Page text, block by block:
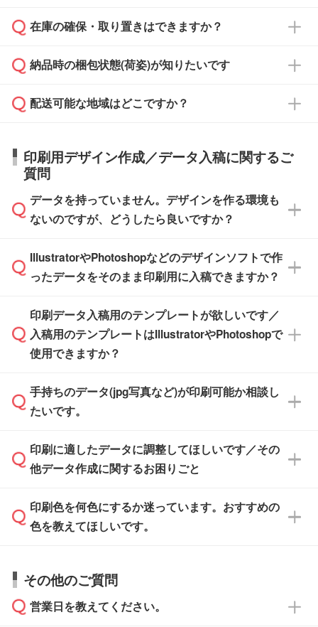
校や幼稚園・保育園であれば、同様の条件でご
ご希望の際は担当スタッフまでお気軽にご相談
ください。
たは注文フォームの『ご注文に関する備考欄』
ご入金確認後、1～2営業日で出荷いたしま
タッフまでお問い合わせください。
ル」に注文予定日をご入力いただくと、おおよ
その締切日や出荷目安をご確認いただけます。
品が決まりましたらお早めのご発注をお願いい
たします。
※土日祝日を除く営業日換算です。
※沖縄・離島は追加日数がかかります。
ご希望の納期がある場合は、お問い合わせ・お
い。
応が可能かご案内いたします。
す。>>対象商品はこちら
※最短出荷日は商品によって異なります。各商
品ページにてご確認ください
在庫の確保・取り置きはできますか？
ご入金確認後に在庫を確保し、注文確定のご連
はできかねますので予めご了承ください。
納品時の梱包状態(荷姿)が知りたいです
商品によって異なります。各ページにある商品
す。(白箱、化粧箱、ブリスターパックなど)
【袋入り】 商品がひとつずつ袋に入っていま
す。(透明袋、デザイン袋など)
【個包装なし】 個包装がされていない状態で
※化粧箱から白箱への入れ替えや、オリジナル
箱の作成は原則承っておりません。
配送可能な地域はどこですか？
日本全国へお届けが可能です。なお、海外への
直接納品は行っておりませんので予めご了承く
ださい。
印刷用デザイン作成／データ入稿に関するご
質問
データを持っていません。デザインを作る環境も
ないのですが、どうしたら良いですか？
無料の「デザインシミュレーター」を使えば、
PCやスマホから簡単にデザインを作成できま
ザインソフトがなくても安心です。
また、「データ作成サービス
せいただければ、弊社にて無料でデザインデー
タを1点作成いたします。
IllustratorやPhotoshopなどのデザインソフトで作
ったデータをそのまま印刷用に入稿できますか？
IllustratorやPhotoshop、CLIP STUDIOなどのデ
ザインソフトでこだわりのデザインを作成した
い方は、完全データ入稿
積・ご注文フォームにアップロードしてご入稿
ください。
ご入稿後は経験豊富なスタッフがデータに不備
がないかチェックし、お客様と確認してから印
刷に進みますので、ご安心ください。
印刷データ入稿用のテンプレートが欲しいです／
入稿用のテンプレートはIllustratorやPhotoshopで
使用できますか？
一部商品は入稿用テンプレートのご用意があり
ます。各商品ページの『印刷方法・テンプレー
入稿用のテンプレートはPDF形式ですが、
IllustratorやPhotoshopで開いてご利用いただけ
方」をご確認ください。
手持ちのデータ(jpg写真など)が印刷可能か相談し
たいです。
印刷に適したデータ・解像度かどうか、担当ス
タッフが事前に確認いたします。
ムへ添付いただくか、担当スタッフ宛にメール
でお送りください。
い合わせください。
なお、印刷用データの作り方に関する詳細は、
印刷に適したデータに調整してほしいです／その
他データ作成に関するお困りごと
データ作成でお困りの際には、担当スタッフが
サポートいたしますのでお気軽にご相談くださ
から添付してお送りください。
・解像度の低いデータをトレース/調整してほ
印刷色を何色にするか迷っています。おすすめの
色を教えてほしいです。
お見積・ご注文・
相談いただきますと、担当スタッフがお客様の
ご希望や商品の本体色を確認し、印刷色をご提
その他のご質問
営業日を教えてください。